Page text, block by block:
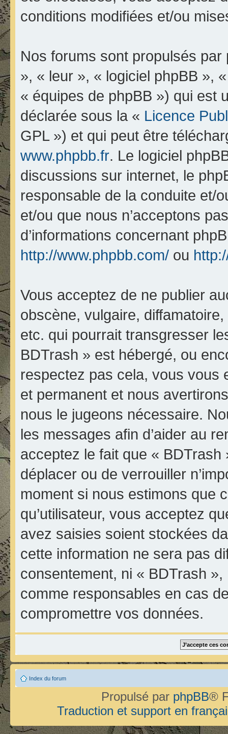
conditions modifiées et/ou
Nos forums sont propulsés
», « leur », « logiciel phpBB »,
« équipes de phpBB ») qui est
déclarée sous la « Licence
GPL ») et qui peut être
www.phpbb.fr. Le logiciel
discussions sur internet, le
responsable de la conduite et/
et/ou que nous n’acceptons
d’informations concernant
http://www.phpbb.com/ ou
Vous acceptez de ne publier
obscène, vulgaire,
etc. qui pourrait transgresser
BDTrash » est hébergé, ou
respectez pas cela, vous vous
et permanent et nous
nous le jugeons nécessaire.
les messages afin d’aider au
acceptez le fait que « BDTrash
déplacer ou de verrouiller
moment si nous estimons que
qu’utilisateur, vous acceptez
avez saisies soient stockées
cette information ne sera pas
consentement, ni « BDTrash
comme responsables en cas
compromettre vos données.
Index du forum
Propulsé par phpBB®
Traduction et support en